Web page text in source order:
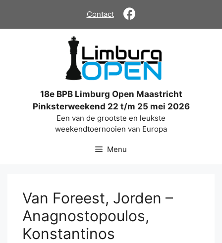
de
Contact
18e BPB Limburg Open Maastricht
Pinksterweekend 22 t/m 25 mei 2026
Een van de grootste en leukste
weekendtoernooien van Europa
Menu
Van Foreest, Jorden –
Anagnostopoulos,
Konstantinos